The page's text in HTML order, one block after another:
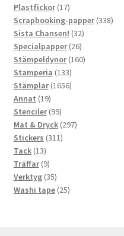
produkter
Plastfickor 1717
produkter
Scrapbooking-papper 338338
Sista Chansen! 3232
produkter
Specialpapper 2626
produkter
Stämpeldynor 160160
Stamperia 133133
produkter
Stämplar 16561656
Annat 1919
produkter
Stenciler 9999
produkter
Mat & Dryck 297297
Stickers 311311
Tack 1313
produkter
Träffar 99
produkter
Verktyg 3535
produkter
Washi tape 2525